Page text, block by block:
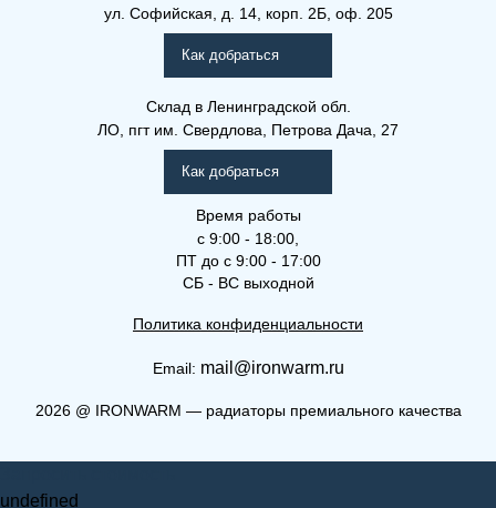
Рамо Компакт (РК), (РКВ),
(РКВ) 21-600-2900
Рамо Компакт (РК), (РКВ),
ул. Софийская, д. 14, корп. 2Б, оф. 205
Как добраться
Склад в Ленинградской обл.
ЛО, пгт им. Свердлова, Петрова Дача, 27
Как добраться
Время работы
с 9:00 - 18:00,
ПТ до с 9:00 - 17:00
СБ - ВС выходной
Политика конфиденциальности
Email: mail@ironwarm.ru
2026@ IRONWARM — радиаторы премиального качества
undefined